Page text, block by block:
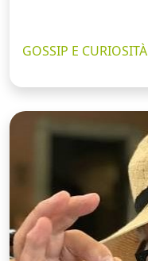
GOSSIP E CURIOSITÀ